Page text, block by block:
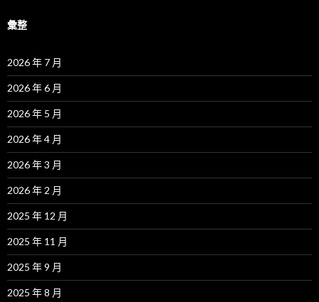
彙整
2026 年 7 月
2026 年 6 月
2026 年 5 月
2026 年 4 月
2026 年 3 月
2026 年 2 月
2025 年 12 月
2025 年 11 月
2025 年 9 月
2025 年 8 月